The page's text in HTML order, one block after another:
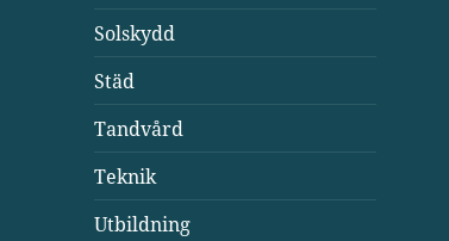
Solskydd
Städ
Tandvård
Teknik
Utbildning